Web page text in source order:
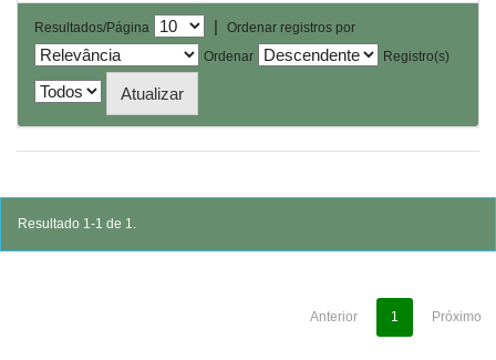
Resultados/Página |
Ordenar registros por
Ordenar
Registro(s)
Resultado 1-1 de 1.
Anterior 1 Próximo